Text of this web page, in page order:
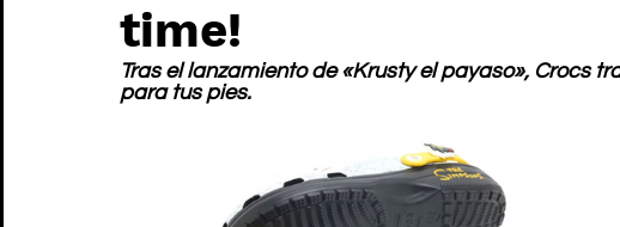
time!
Tras el lanzamiento de «Krusty el payaso», Crocs
para tus pies.